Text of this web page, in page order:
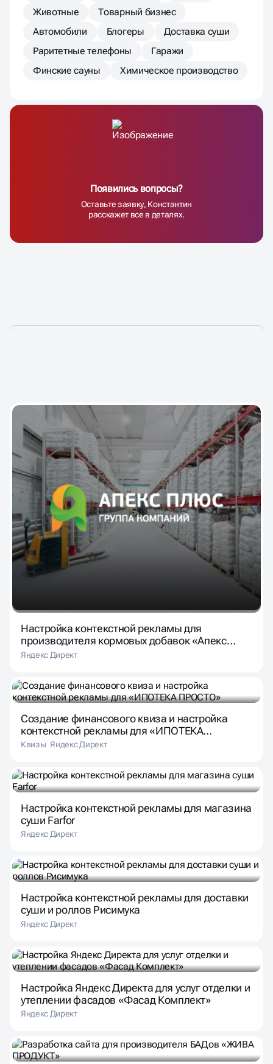
Животные
Товарный бизнес
Автомобили
Блогеры
Доставка суши
Раритетные телефоны
Гаражи
Финские сауны
Химическое производство
Появились вопросы?
Оставьте заявку, Константин
расскажет все в деталях.
Настройка контекстной рекламы для
производителя кормовых добавок «Апекс
Плюс»
Яндекс Директ
Создание финансового квиза и настройка
контекстной рекламы для «ИПОТЕКА
ПРОСТО»
Квизы Яндекс Директ
Настройка контекстной рекламы для магазина
суши Farfor
Яндекс Директ
Настройка контекстной рекламы для доставки
суши и роллов Рисимука
Яндекс Директ
Настройка Яндекс Директа для услуг отделки и
утеплении фасадов «Фасад Комплект»
Яндекс Директ